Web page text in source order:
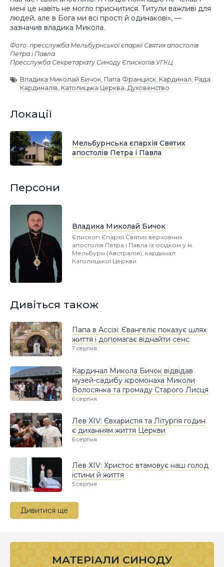
мені це навіть не могло приснитися. Титули важливі для
людей, але в Бога ми всі прості й одинакові», —
зазначив владика Микола.
Фото: пресслужба Мельбурнської єпархії Святих апостолів
Петра і Павла
Пресслужба Секретаріату Синоду Єпископів УГКЦ
Владика Миколай Бичок Папа Франциск Кардинал Рада
Кардиналів Католицька Церква Духовенство
Локації
Мельбурнська єпархія Святих
апостолів Петра і Павла
Персони
Владика Миколай Бичок
Єпископ Єпархії Святих верховних
апостолів Петра і Павла із осідком у м.
Мельбурн (Австралія), кардинал
Католицької Церкви
Дивіться також
Папа в Ассізі: Євангеліє показує шлях
життя і допомагає віднайти сенс
7 серпня
Кардинал Микола Бичок відвідав
музей-садибу ієромонаха Миколи
Волосянка та громаду Старого Лисця
6 серпня
Лев XIV: Євхаристія та Літургія годин
є диханням життя Церкви
6 серпня
Лев XIV: Христос втамовує наш голод
істини й життя
5 серпня
Дивитися ще
МАТЕРІАЛИ СИНОДУ